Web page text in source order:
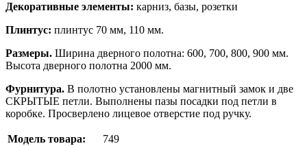
Декоративные элементы: карниз, базы, розетки
Плинтус: плинтус 70 мм, 110 мм.
Размеры. Ширина дверного полотна: 600, 700, 800, 900 мм.
Высота дверного полотна 2000 мм.
Фурнитура. В полотно установлены магнитный замок и две
СКРЫТЫЕ петли. Выполнены пазы посадки под петли в
коробке. Просверлено лицевое отверстие под ручку.
Модель товара:
749